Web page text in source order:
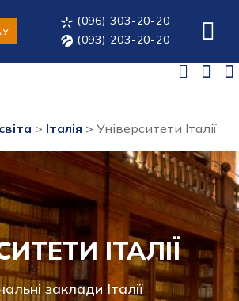
(096) 303-20-20
(093) 203-20-20
> Італія > Університети Італії
ІТАЛІЇ
заклади Італії